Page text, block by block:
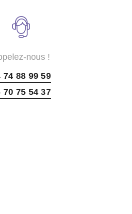
nous !
74 88 99 59
70 75 54 37